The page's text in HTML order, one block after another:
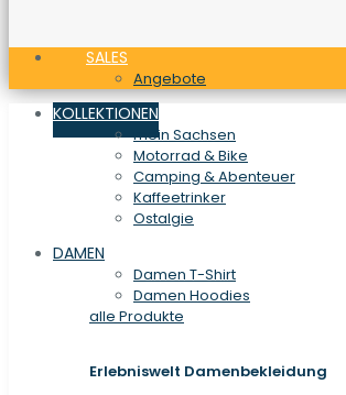
SALES
Angebote
KOLLEKTIONEN
mein Sachsen
Motorrad & Bike
Camping & Abenteuer
Kaffeetrinker
Ostalgie
DAMEN
Damen T-Shirt
Damen Hoodies
alle Produkte
Erlebniswelt Damenbekleidung